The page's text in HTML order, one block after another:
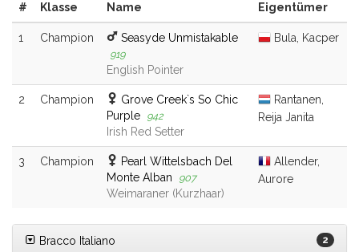
# Klasse Name Eigentümer
1 Champion Seasyde Unmistakable
919
English Pointer
Bula, Kacper
2 Champion
Grove Creek`s So Chic
Purple 942
Irish Red Setter
Rantanen,
Reija Janita
3 Champion
Pearl Wittelsbach Del
Monte Alban
907
Weimaraner (Kurzhaar)
Allender,
Aurore
Bracco Italiano 2